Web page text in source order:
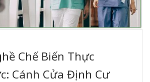
Chế Biến Thực
Cánh Cửa Định Cư